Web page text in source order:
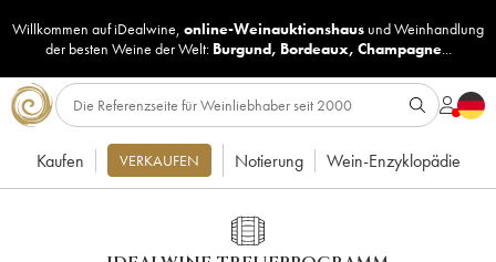
Willkommen auf iDealwine, online-Weinauktionshaus undWeinhandlung
der besten Weine der Welt: Burgund, Bordeaux, Champagne...
Kaufen VERKAUFEN Notierung Wein-Enzyklopädie